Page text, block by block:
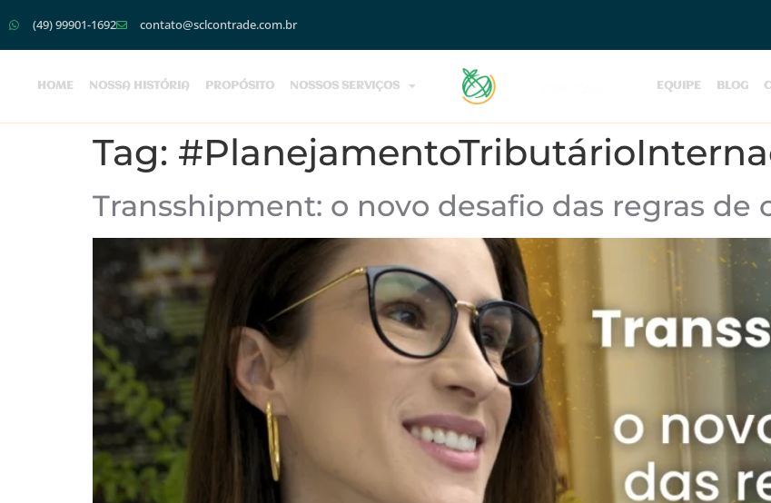
(49) 99901-1692 contato@sclcontrade.com.br
HOME NOSSA HISTÓRIA PROPÓSITO NOSSOS SERVIÇOS EQUIPE BLOG
Tag:
Transshipment: o novo desafio das regras de